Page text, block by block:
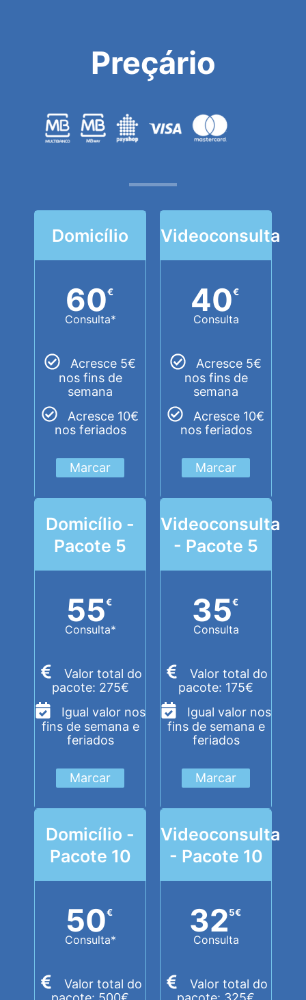
Preçário
Domicílio
60€
Consulta*
Acresce 5€
nos fins de
semana
Acresce 10€
nos feriados
Marcar
Domicílio -
Pacote 5
55€
Consulta*
Valor total do
pacote: 275€
Igual valor nos
fins de semana e
feriados
Marcar
Domicílio -
Pacote 10
50€
Consulta*
Valor total do
Videoconsulta
40€
Consulta
Acresce 5€
nos fins de
semana
Acresce 10€
nos feriados
Marcar
Videoconsulta
- Pacote 5
35€
Consulta
Valor total do
pacote: 175€
Igual valor nos
fins de semana e
feriados
Marcar
Videoconsulta
- Pacote 10
325€
Consulta
Valor total do